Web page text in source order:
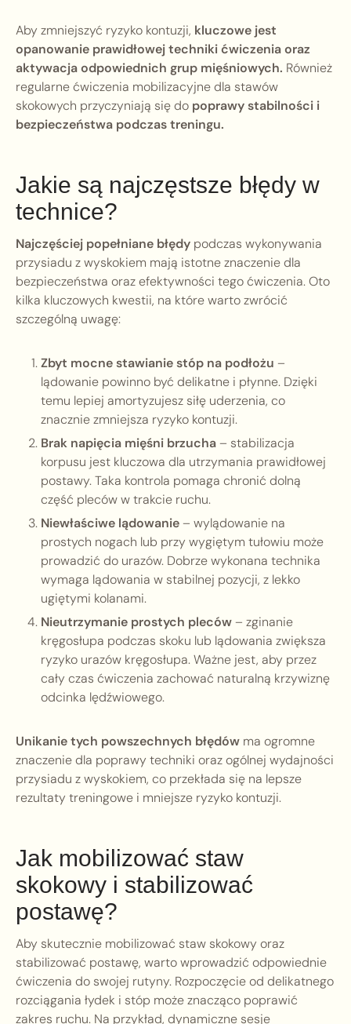
Aby zmniejszyć ryzyko kontuzji, kluczowe jest
opanowanie prawidłowej techniki ćwiczenia oraz
aktywacja odpowiednich grup mięśniowych. Również
regularne ćwiczenia mobilizacyjne dla stawów
skokowych przyczyniają się do poprawy stabilności i
bezpieczeństwa podczas treningu.
Jakie są najczęstsze błędy w
technice?
Najczęściej popełniane błędy podczas wykonywania
przysiadu z wyskokiem mają istotne znaczenie dla
bezpieczeństwa oraz efektywności tego ćwiczenia. Oto
kilka kluczowych kwestii, na które warto zwrócić
szczególną uwagę:
Zbyt mocne stawianie stóp na podłożu –
lądowanie powinno być delikatne i płynne. Dzięki
temu lepiej amortyzujesz siłę uderzenia, co
znacznie zmniejsza ryzyko kontuzji.
Brak napięcia mięśni brzucha– stabilizacja
korpusu jest kluczowa dla utrzymania prawidłowej
postawy. Taka kontrola pomaga chronić dolną
część pleców w trakcie ruchu.
Niewłaściwe lądowanie– wylądowanie na
prostych nogach lub przy wygiętym tułowiu może
prowadzić do urazów. Dobrze wykonana technika
wymaga lądowania w stabilnej pozycji, z lekko
ugiętymi kolanami.
Nieutrzymanie prostych pleców– zginanie
kręgosłupa podczas skoku lub lądowania zwiększa
ryzyko urazów kręgosłupa. Ważne jest, aby przez
cały czas ćwiczenia zachować naturalną krzywiznę
odcinka lędźwiowego.
Unikanie tych powszechnych błędów ma ogromne
znaczenie dla poprawy techniki oraz ogólnej wydajności
przysiadu z wyskokiem, co przekłada się na lepsze
rezultaty treningowe i mniejsze ryzyko kontuzji.
Jak mobilizować staw
skokowy i stabilizować
postawę?
Aby skutecznie mobilizować staw skokowy oraz
stabilizować postawę, warto wprowadzić odpowiednie
ćwiczenia do swojej rutyny. Rozpoczęcie od delikatnego
rozciągania łydek i stóp może znacząco poprawić
zakres ruchu. Na przykład, dynamiczne sesje